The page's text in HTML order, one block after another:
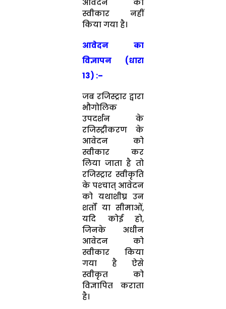
आवेदन को
स्‍वीकार नहीं
किया गया है।
आवेदन का
विज्ञापन (धारा
13) :–
जब रजिस्‍ट्रार द्वारा
भौगोलिक
उपदर्शन के
रजिस्‍ट्रीकरण के
आवेदन को
स्‍वीकार कर
लिया जाता है तो
रजिस्‍ट्रार स्‍वीकृति
के पश्‍चात् आवेदन
को यथाशीघ्र उन
शर्तों या सीमाओं,
यदि कोई हो,
जिनके अधीन
आवेदन को
स्‍वीकार किया
गया है ऐसे
स्‍वीकृत को
विज्ञापित कराता
है।